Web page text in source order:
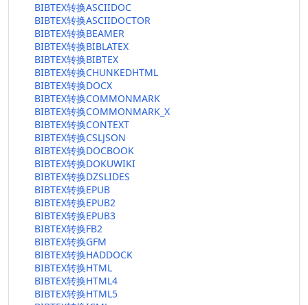
BIBTEX转换ASCIIDOC
BIBTEX转换ASCIIDOCTOR
BIBTEX转换BEAMER
BIBTEX转换BIBLATEX
BIBTEX转换BIBTEX
BIBTEX转换CHUNKEDHTML
BIBTEX转换DOCX
BIBTEX转换COMMONMARK
BIBTEX转换COMMONMARK_X
BIBTEX转换CONTEXT
BIBTEX转换CSLJSON
BIBTEX转换DOCBOOK
BIBTEX转换DOKUWIKI
BIBTEX转换DZSLIDES
BIBTEX转换EPUB
BIBTEX转换EPUB2
BIBTEX转换EPUB3
BIBTEX转换FB2
BIBTEX转换GFM
BIBTEX转换HADDOCK
BIBTEX转换HTML
BIBTEX转换HTML4
BIBTEX转换HTML5